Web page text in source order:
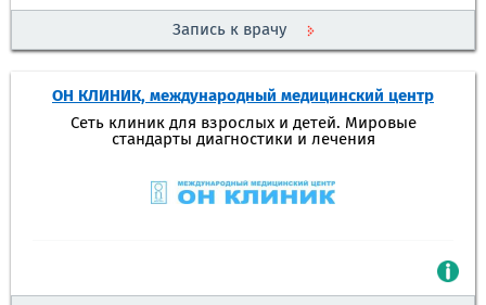
Запись к врачу
ОН КЛИНИК, международный медицинский центр
Сеть клиник для взрослых и детей. Мировые
стандарты диагностики и лечения